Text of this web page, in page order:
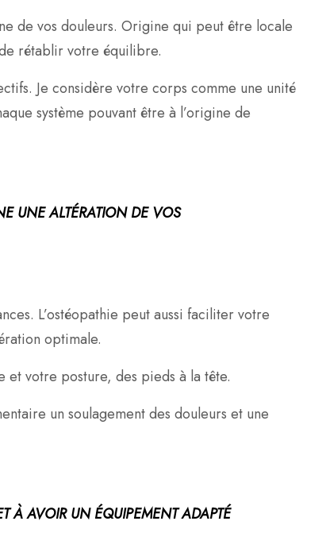
de vos douleurs. Origine qui peut être locale
rétablir votre équilibre.
Je considère votre corps comme une unité
système pouvant être à l’origine de
UNE ALTÉRATION DE VOS
L’ostéopathie peut aussi faciliter votre
optimale.
et votre posture, des pieds à la tête.
un soulagement des douleurs et une
À AVOIR UN ÉQUIPEMENT ADAPTÉ